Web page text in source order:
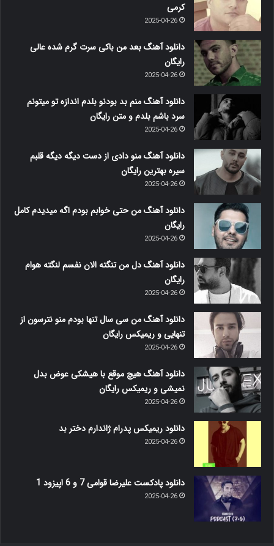
کرمی
2025-04-26
دانلود آهنگ بعد من باکی سرت گرم شده عالی
رایگان
2025-04-26
دانلود آهنگ منم بد بودنو بلدم اندازه تو میتونم
سرد باشم بلدم و متن رایگان
2025-04-26
دانلود آهنگ منو دادی از دست دیگه دیگه قلبم
سیره بهترین رایگان
2025-04-26
دانلود آهنگ من حتی خوابم بودم اگه میدیدم کامل
رایگان
2025-04-26
دانلود آهنگ دل من تنگته الان نفسم لنگته هوام
رایگان
2025-04-26
دانلود آهنگ من سی سال تنها بودم منو نترسون از
تنهایی و ریمیکس رایگان
2025-04-26
دانلود آهنگ هیچ موقع با هیشکی عوض بدل
نمیشی و ریمیکس رایگان
2025-04-26
دانلود ریمیکس پدرام ژاندارم دختر بد
2025-04-26
دانلود پادکست علیرضا قوامی 7 و 6 اپیزود 1
2025-04-26